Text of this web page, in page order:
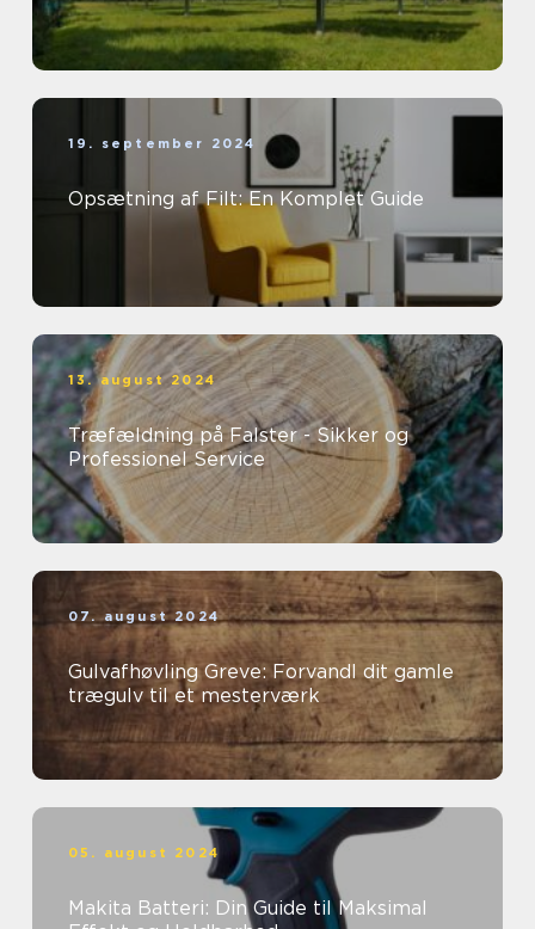
19. september 2024
Opsætning af Filt: En Komplet Guide
13. august 2024
Træfældning på Falster - Sikker og
Professionel Service
07. august 2024
Gulvafhøvling Greve: Forvandl dit gamle
trægulv til et mesterværk
05. august 2024
Makita Batteri: Din Guide til Maksimal